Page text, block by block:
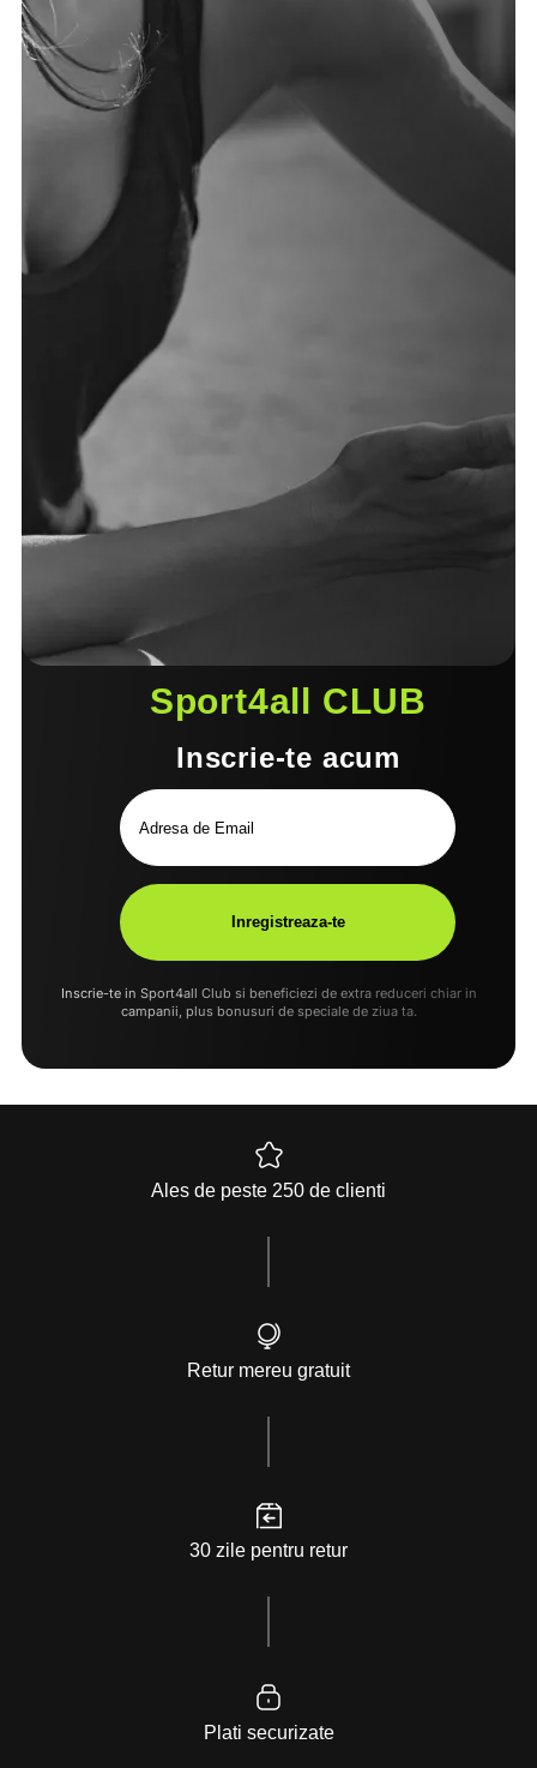
Sport4all CLUB
Inscrie-te acum
Inscrie-te in Sport4all Club si beneficiezi de extra reduceri chiar in
campanii, plus bonusuri de speciale de ziua ta.
Ales de peste 250 de clienti
Retur mereu gratuit
30 zile pentru retur
Plati securizate